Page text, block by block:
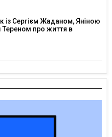
Сергієм Жаданом, Яніною
про життя в